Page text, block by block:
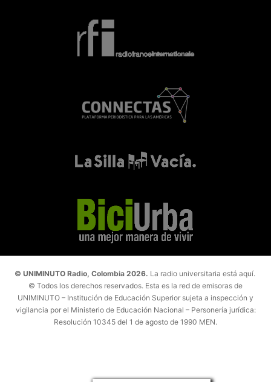
© UNIMINUTO Radio, Colombia 2026. La radio universitaria está aquí.
© Todos los derechos reservados. Esta es la red de emisoras de
UNIMINUTO – Institución de Educación Superior sujeta a inspección y
vigilancia por el Ministerio de Educación Nacional – Personería jurídica:
Resolución 10345 del 1 de agosto de 1990 MEN.